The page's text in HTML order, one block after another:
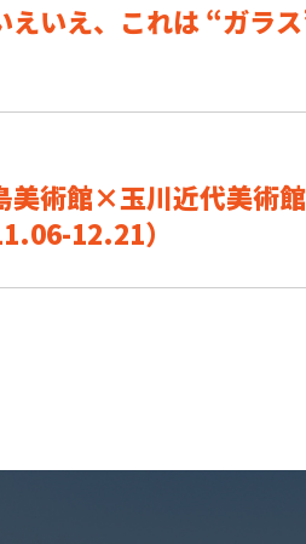
えいえ、これは “ガラ
美術館×玉川近代美
12.21）